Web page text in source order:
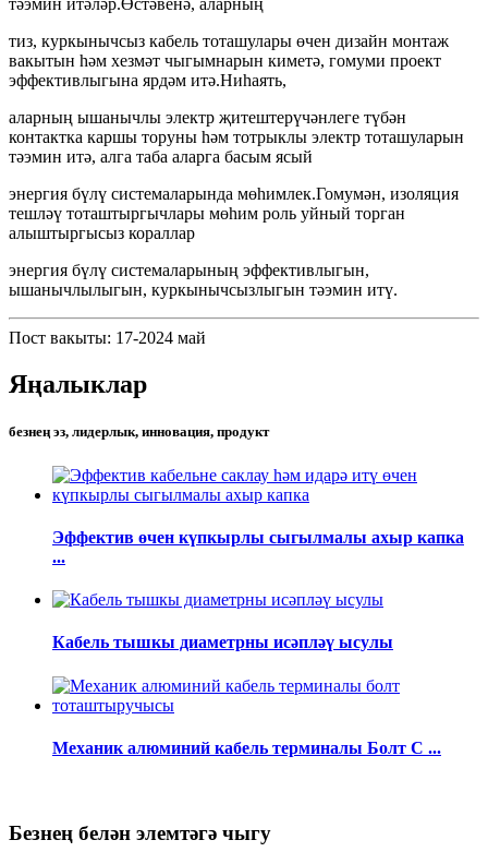
тәэмин итәләр.Өстәвенә, аларның
тиз, куркынычсыз кабель тоташулары өчен дизайн монтаж
вакытын һәм хезмәт чыгымнарын киметә, гомуми проект
эффективлыгына ярдәм итә.Ниһаять,
аларның ышанычлы электр җитештерүчәнлеге түбән
контактка каршы торуны һәм тотрыклы электр тоташуларын
тәэмин итә, алга таба аларга басым ясый
энергия бүлү системаларында мөһимлек.Гомумән, изоляция
тешләү тоташтыргычлары мөһим роль уйный торган
алыштыргысыз кораллар
энергия бүлү системаларының эффективлыгын,
ышанычлылыгын, куркынычсызлыгын тәэмин итү.
Пост вакыты: 17-2024 май
Яңалыклар
безнең эз, лидерлык, инновация, продукт
Эффектив өчен күпкырлы сыгылмалы ахыр капка
...
Кабель тышкы диаметрны исәпләү ысулы
Механик алюминий кабель терминалы Болт С ...
Безнең белән элемтәгә чыгу